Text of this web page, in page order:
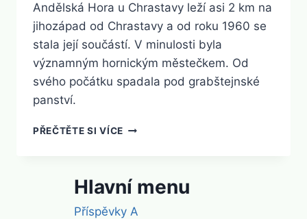
Andělská Hora u Chrastavy leží asi 2 km na
jihozápad od Chrastavy a od roku 1960 se
stala její součástí. V minulosti byla
významným hornickým městečkem. Od
svého počátku spadala pod grabštejnské
panství.
PŘEČTĚTE SI VÍCEANDĚLSKÁ
Hlavní menu
Příspěvky A